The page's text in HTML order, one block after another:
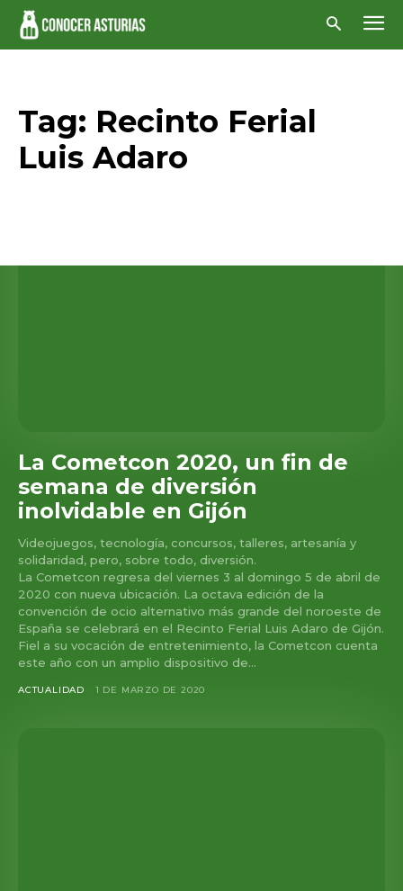
Tag: Recinto Ferial
Luis Adaro
La Cometcon 2020, un fin de
semana de diversión
inolvidable en Gijón
Videojuegos, tecnología, concursos, talleres, artesanía y
solidaridad, pero, sobre todo, diversión.
La Cometcon regresa del viernes 3 al domingo 5 de abril de
2020 con nueva ubicación. La octava edición de la
convención de ocio alternativo más grande del noroeste de
España se celebrará en el Recinto Ferial Luis Adaro de Gijón.
Fiel a su vocación de entretenimiento, la Cometcon cuenta
este año con un amplio dispositivo de...
ACTUALIDAD 1 DE MARZO DE 2020